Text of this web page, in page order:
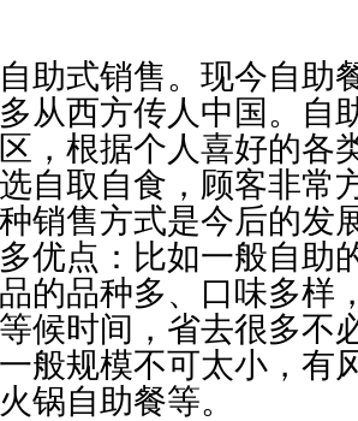
助式销售。现今自助
从西方传人中国。自
，根据个人喜好的各
自取自食，顾客非常
销售方式是今后的发
优点：比如一般自助
的品种多、口味多样
候时间，省去很多不
般规模不可太小，有
锅自助餐等。